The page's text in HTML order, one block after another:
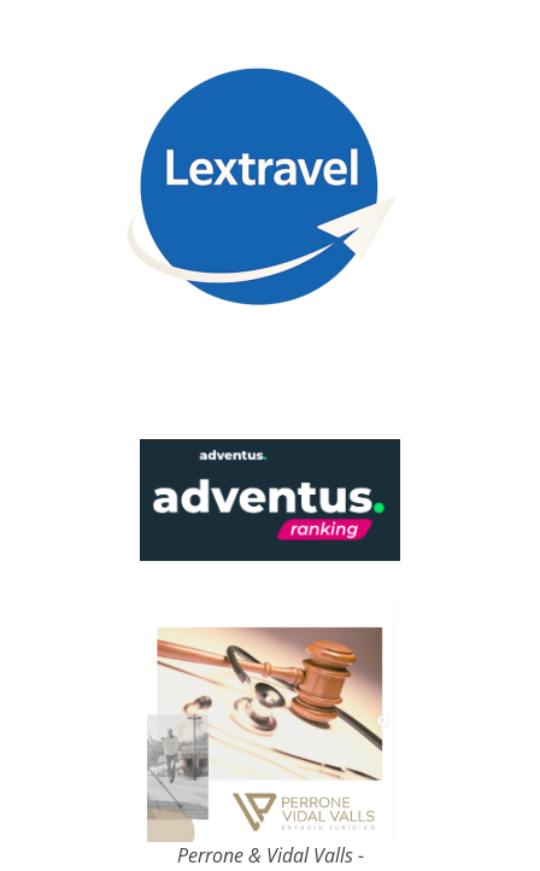
Perrone & Vidal Valls -